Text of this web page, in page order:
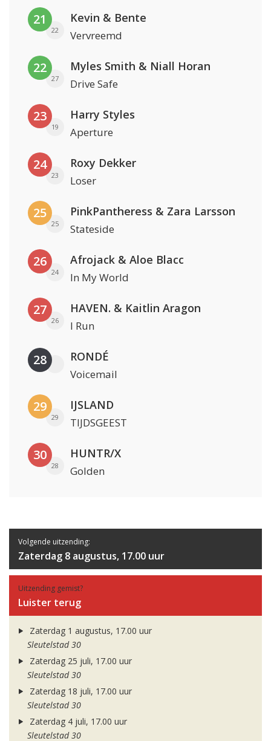
21
22
Kevin & Bente
Vervreemd
22
27
Myles Smith & Niall Horan
Drive Safe
23
19
Harry Styles
Aperture
24
23
Roxy Dekker
Loser
25
25
PinkPantheress & Zara Larsson
Stateside
26
24
Afrojack & Aloe Blacc
In My World
27
26
HAVEN. & Kaitlin Aragon
I Run
28 RONDÉ
Voicemail
29
29
IJSLAND
TIJDSGEEST
30
28
HUNTR/X
Golden
Volgende uitzending:
Zaterdag 8 augustus, 17.00 uur
Uitzending gemist?
Luister terug
Zaterdag 1 augustus, 17.00 uur
Sleutelstad 30
Zaterdag 25 juli, 17.00 uur
Sleutelstad 30
Zaterdag 18 juli, 17.00 uur
Sleutelstad 30
Zaterdag 4 juli, 17.00 uur
Sleutelstad 30